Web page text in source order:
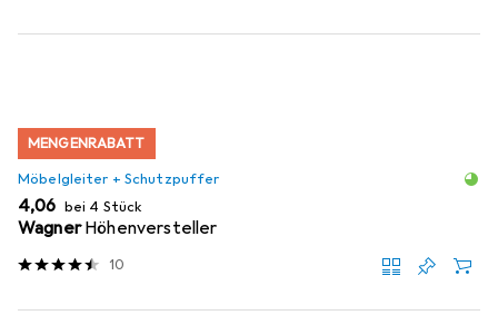
MENGENRABATT
Möbelgleiter + Schutzpuffer
EUR
4,06 bei 4 Stück
Wagner Höhenversteller
10